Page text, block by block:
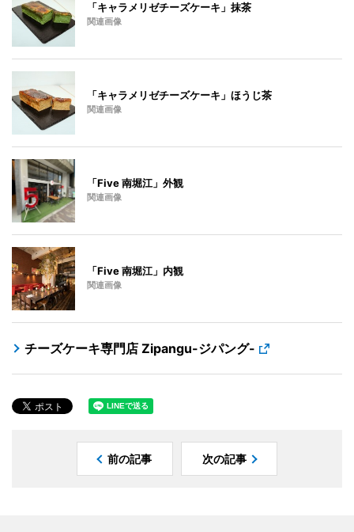
「キャラメリゼチーズケーキ」抹茶
関連画像
「キャラメリゼチーズケーキ」ほうじ茶
関連画像
「Five 南堀江」外観
関連画像
「Five 南堀江」内観
関連画像
チーズケーキ専門店 Zipangu-ジパング-
前の記事 次の記事